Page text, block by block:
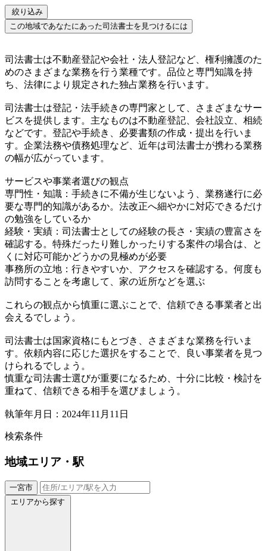
絞り込み
この地域であなたにあった司法書士を見つけるには
司法書士は不動産登記や会社・法人登記など、権利擁護のた
めのさまざまな業務を行う業種です。品位と専門知識を持
ち、法律により規定された独占業務を行います。
司法書士は登記・法手続きの専門家として、さまざまなサー
ビスを提供します。主なものは不動産登記、会社設立、相続
などです。登記や手続き、必要書類の作成・提出を行いま
す。企業法務や債務処理など、近年は司法書士が携わる業務
の幅が広がっています。
サービスや事業者選びの観点
専門性・知識：手続きに不備が生じないよう、業務遂行に必
要な専門的知識があるか。法改正へ細やかに対応できるだけ
の勉強をしているか
経験・実績：司法書士としての経験の長さ・実績の豊富さを
確認する。特殊だったり難しかったりする案件の場合は、と
くに対応可能かどうかの見極めが必要
事務所の立地：行きやすいか、アクセスを確認する。何度も
訪問することを考慮して、家の近所などを選ぶ
これらの観点から慎重に選ぶことで、信頼できる事業者と出
会えるでしょう。
司法書士は国家資格にもとづき、さまざまな業務を行いま
す。依頼内容に応じた選択をすることで、良い事業者を見つ
けられるでしょう。
慎重な司法書士選びが重要になるため、十分に比較・検討を
重ねて、信頼できる相手を選びましょう。
執筆年月日：2024年11月11日
検索条件
地域エリア・駅
一宮市
エリアから探す